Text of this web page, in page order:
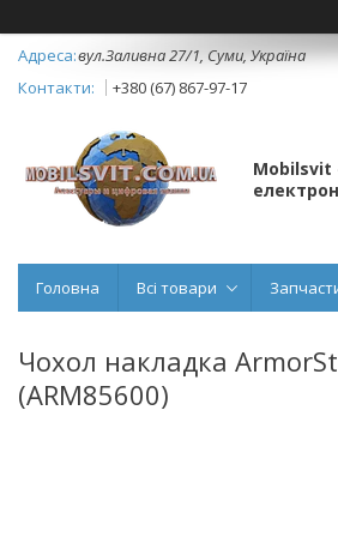
вул.Заливна 27/1, Суми, Україна
+380 (67) 867-97-17
Mobilsvit
Головна Всі товари
Чохол накладка
(ARM85600)